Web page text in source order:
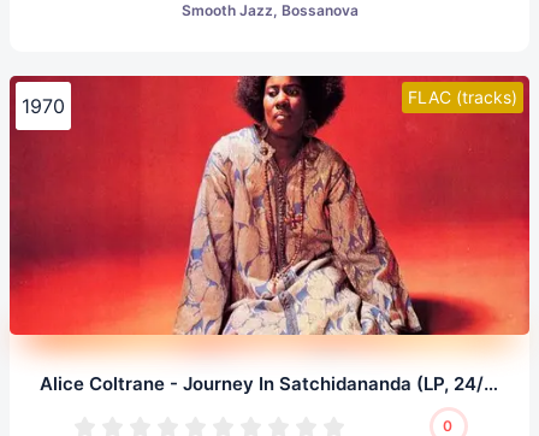
Smooth Jazz, Bossanova
FLAC (tracks)
1970
Alice Coltrane - Journey In Satchidananda (LP, 24/96.0)
0